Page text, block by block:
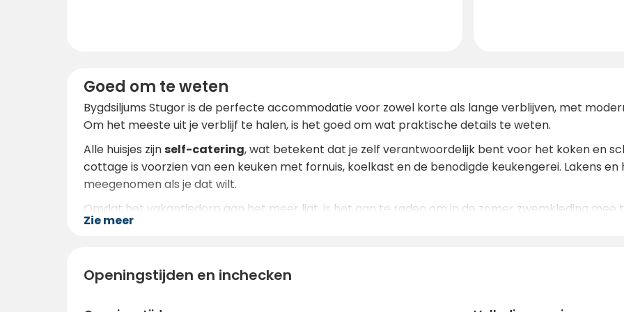
Goed om te weten
Bygdsiljums Stugor is de perfecte accommodatie voor zowel korte als lange verblijven, met
Om het meeste uit je verblijf te halen, is het goed om wat praktische details te weten.
Alle huisjes zijn self-catering, wat betekent dat je zelf verantwoordelijk bent voor het koken en
cottage is voorzien van een keuken met fornuis, koelkast en de benodigde keukengerei. Lakens
meegenomen als je dat wilt.
Omdat het vakantiedorp aan het meer ligt, is het aan te raden om in de zomer zwemkleding mee
tot verkoeling op warme dagen. In de buurt kun je waterfietsen en kano's huren voor wie het meer
skiën of andere winteractiviteiten te doen. Skipassen en uitrusting kunnen ter plekke worden
Zie meer
Openingstijden en inchecken